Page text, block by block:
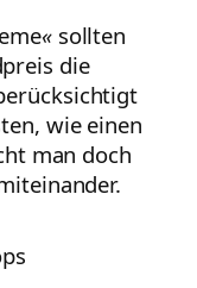
«sollten
die
wie einen
man doch